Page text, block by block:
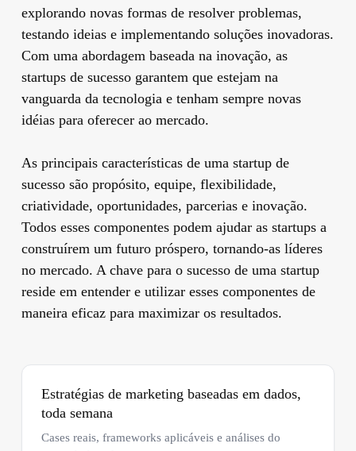
explorando novas formas de resolver problemas,
testando ideias e implementando soluções inovadoras.
Com uma abordagem baseada na inovação, as
startups de sucesso garantem que estejam na
vanguarda da tecnologia e tenham sempre novas
idéias para oferecer ao mercado.
As principais características de uma startup de
sucesso são propósito, equipe, flexibilidade,
criatividade, oportunidades, parcerias e inovação.
Todos esses componentes podem ajudar as startups a
construírem um futuro próspero, tornando-as líderes
no mercado. A chave para o sucesso de uma startup
reside em entender e utilizar esses componentes de
maneira eficaz para maximizar os resultados.
Estratégias de marketing baseadas em dados,
toda semana
Cases reais, frameworks aplicáveis e análises do